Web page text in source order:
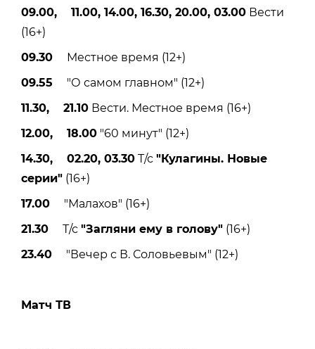
09.00, 11.00, 14.00, 16.30, 20.00, 03.00 Вести
(16+)
09.30 Местное время (12+)
09.55 "О самом главном" (12+)
11.30, 21.10 Вести. Местное время (16+)
12.00, 18.00 "60 минут" (12+)
14.30, 02.20, 03.30 Т/с "Кулагины. Новые
серии" (16+)
17.00 "Малахов" (16+)
21.30 Т/с "Загляни ему в голову" (16+)
23.40 "Вечер с В. Соловьевым" (12+)
Матч ТВ